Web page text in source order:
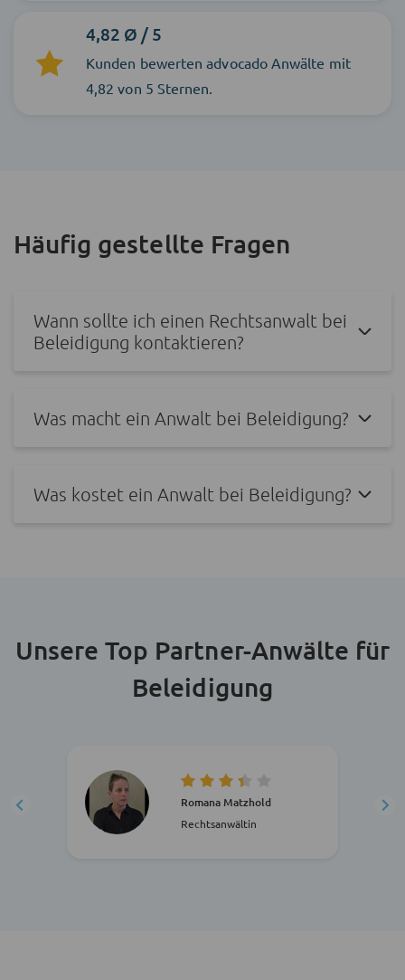
4,82 Ø / 5
Kunden bewerten advocado Anwälte mit
4,82 von 5 Sternen.
Häufig gestellte Fragen
Wann sollte ich einen Rechtsanwalt bei
Beleidigung kontaktieren?
Was macht ein Anwalt bei Beleidigung?
Was kostet ein Anwalt bei Beleidigung?
Unsere Top Partner-Anwälte für
Beleidigung
Romana Matzhold
Rechtsanwältin